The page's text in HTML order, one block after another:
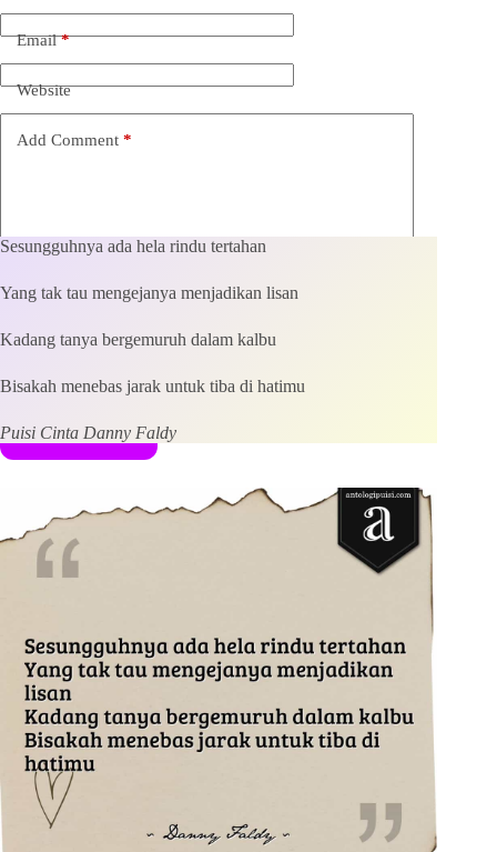
Email*
Website
Add Comment *
next time I comment.
Kirim Komentar
Sesungguhnya ada hela rindu tertahan
Yang tak tau mengejanya menjadikan lisan
Kadang tanya bergemuruh dalam kalbu
Bisakah menebas jarak untuk tiba di hatimu
Puisi Cinta Danny Faldy